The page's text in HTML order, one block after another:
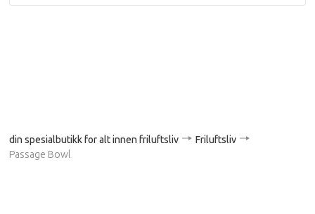
din spesialbutikk for alt innen friluftsliv
Friluftsliv
Passage Bowl